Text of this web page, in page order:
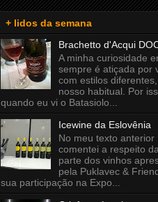
+ lidos da semana
Brachetto d'Acqui
A minha curiosidade
sempre é atiçada por
com estilos
nosso habitual. Por
quando eu vi o Batasiolo...
Icewine da Eslovênia
No meu texto anterior ,
comentei a respeito
parte dos vinhos
pela Puklavec &
sua participação na Expo...